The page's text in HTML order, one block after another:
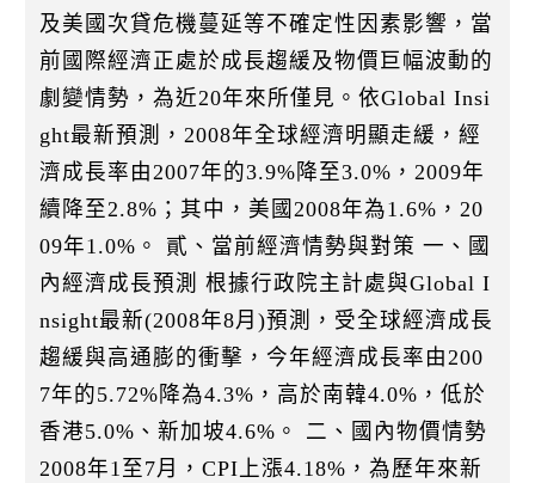
及美國次貸危機蔓延等不確定性因素影響，當
前國際經濟正處於成長趨緩及物價巨幅波動的
劇變情勢，為近20年來所僅見。依Global Insi
ght最新預測，2008年全球經濟明顯走緩，經
濟成長率由2007年的3.9%降至3.0%，2009年
續降至2.8%；其中，美國2008年為1.6%，20
09年1.0%。 貳、當前經濟情勢與對策 一、國
內經濟成長預測 根據行政院主計處與Global I
nsight最新(2008年8月)預測，受全球經濟成長
趨緩與高通膨的衝擊，今年經濟成長率由200
7年的5.72%降為4.3%，高於南韓4.0%，低於
香港5.0%、新加坡4.6%。 二、國內物價情勢
2008年1至7月，CPI上漲4.18%，為歷年來新